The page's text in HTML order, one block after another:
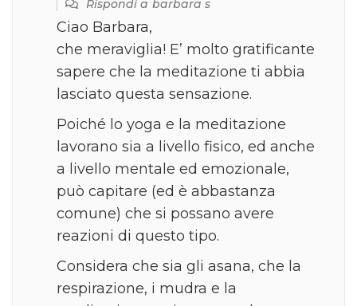
Rispondi abarbara s
Ciao Barbara,
che meraviglia! E’ molto gratificante
sapere che la meditazione ti abbia
lasciato questa sensazione.
Poiché lo yoga e la meditazione
lavorano sia a livello fisico, ed anche
a livello mentale ed emozionale,
può capitare (ed è abbastanza
comune) che si possano avere
reazioni di questo tipo.
Considera che sia gli asana, che la
respirazione, i mudra e la